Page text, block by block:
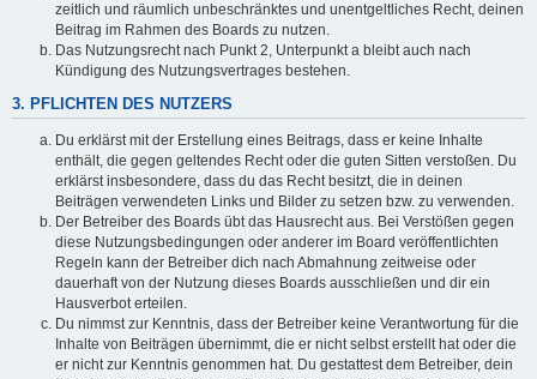
zeitlich und räumlich unbeschränktes und unentgeltliches Recht, deinen
Beitrag im Rahmen des Boards zu nutzen.
Das Nutzungsrecht nach Punkt 2, Unterpunkt a bleibt auch nach
Kündigung des Nutzungsvertrages bestehen.
3. PFLICHTEN DES NUTZERS
Du erklärst mit der Erstellung eines Beitrags, dass er keine Inhalte
enthält, die gegen geltendes Recht oder die guten Sitten verstoßen. Du
erklärst insbesondere, dass du das Recht besitzt, die in deinen
Beiträgen verwendeten Links und Bilder zu setzen bzw. zu verwenden.
Der Betreiber des Boards übt das Hausrecht aus. Bei Verstößen gegen
diese Nutzungsbedingungen oder anderer im Board veröffentlichten
Regeln kann der Betreiber dich nach Abmahnung zeitweise oder
dauerhaft von der Nutzung dieses Boards ausschließen und dir ein
Hausverbot erteilen.
Du nimmst zur Kenntnis, dass der Betreiber keine Verantwortung für die
Inhalte von Beiträgen übernimmt, die er nicht selbst erstellt hat oder die
er nicht zur Kenntnis genommen hat. Du gestattest dem Betreiber, dein